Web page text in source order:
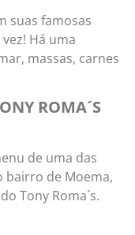
suas famosas
Há uma
massas, carnes
ROMA´S
de uma das
bairro de Moema,
Tony Roma´s.